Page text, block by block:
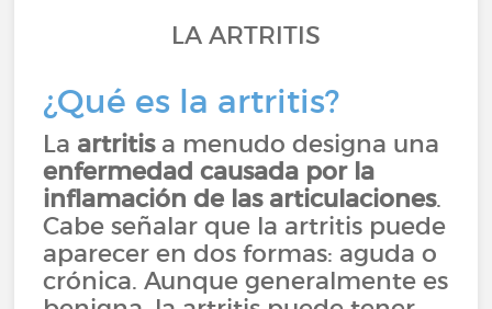
LA ARTRITIS
¿Qué es la artritis?
La artritisa menudo designa una
enfermedad causada por la
inflamación de las articulaciones.
Cabe señalar que la artritis puede
aparecer en dos formas: aguda o
crónica. Aunque generalmente es